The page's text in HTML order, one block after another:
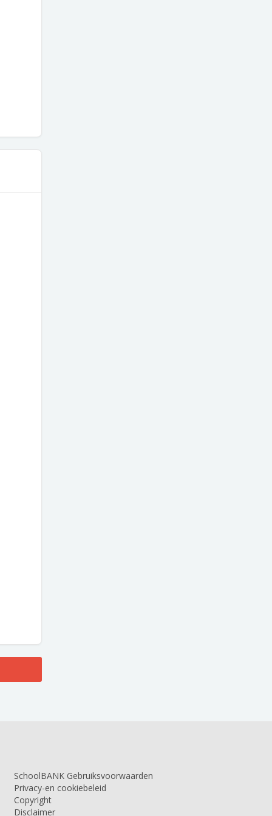
SchoolBANK Gebruiksvoorwaarden
Privacy-en cookiebeleid
Copyright
Disclaimer